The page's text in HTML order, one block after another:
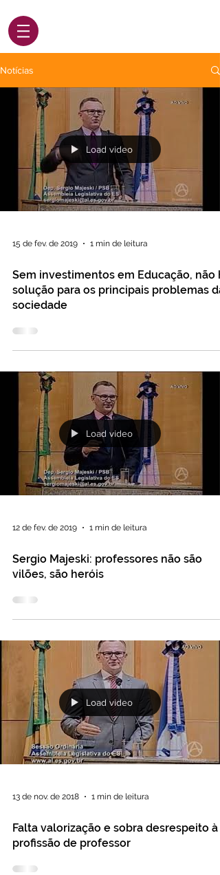
Notícias
Load video
15 de fev. de 2019 1 min de leitura
Sem investimentos em Educação, não
solução para os principais problemas da
sociedade
Load video
12 de fev. de 2019 1 min de leitura
Sergio Majeski: professores não são
vilões, são heróis
Load video
13 de nov. de 2018 1 min de leitura
Falta valorização e sobra desrespeito à
profissão de professor